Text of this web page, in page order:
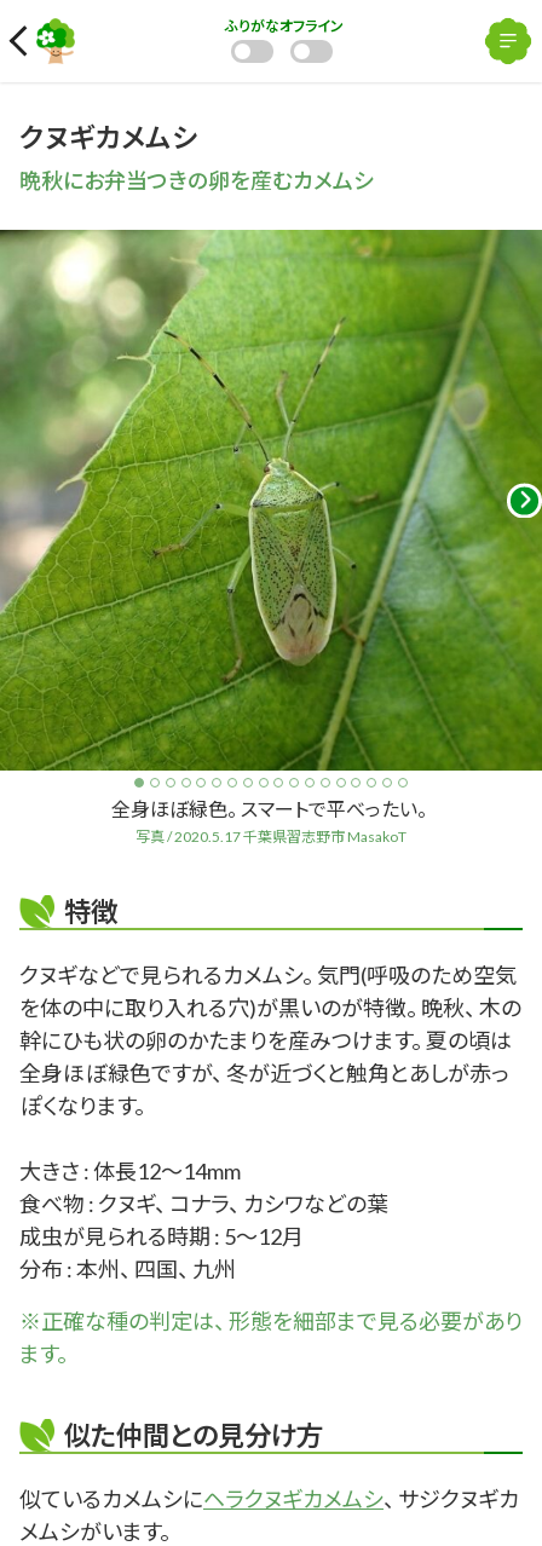
ふりがなオフライン
クヌギカメムシ
晩秋にお弁当つきの卵を産むカメムシ
全身ほぼ緑色。 スマートで平べったい。
写真 / 2020.5.17 千葉県習志野市 MasakoT
特徴
クヌギなどで見られるカメムシ。 気門(呼吸のため空気
を体の中に取り入れる穴)が黒いのが特徴。 晩秋、 木の
幹にひも状の卵のかたまりを産みつけます。 夏の頃は
全身ほぼ緑色ですが、 冬が近づくと触角とあしが赤っ
ぽくなります。
大きさ : 体長12～14mm
食べ物 : クヌギ、 コナラ、 カシワなどの葉
成虫が見られる時期 : 5～12月
分布 : 本州、 四国、 九州
※正確な種の判定は、 形態を細部まで見る必要があり
ます。
似た仲間との見分け方
似ているカメムシにヘラクヌギカメムシ、 サジクヌギカ
メムシがいます。